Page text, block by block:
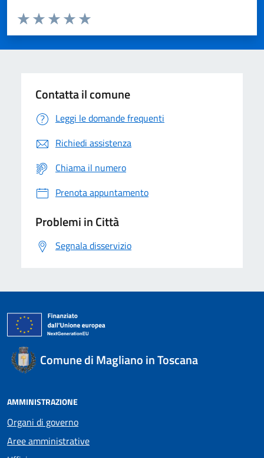
Domanda
Valuta da 1 a 5 stelle la pagina
Valuta 5 stelle su 5
Valuta 4 stelle su 5
Valuta 3 stelle su 5
Valuta 2 stelle su 5
Valuta 1 stelle su 5
Contatta il comune
Leggi le domande frequenti
Richiedi assistenza
Chiama il numero
Prenota appuntamento
Problemi in Città
Segnala disservizio
Comune di Magliano in Toscana
AMMINISTRAZIONE
Organi di governo
Aree amministrative